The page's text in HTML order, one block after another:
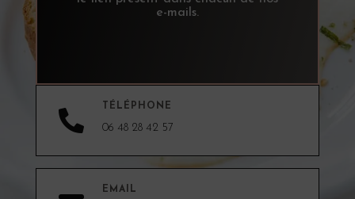
e-mails.

TÉLÉPHONE
06 48 28 42 57
EMAIL